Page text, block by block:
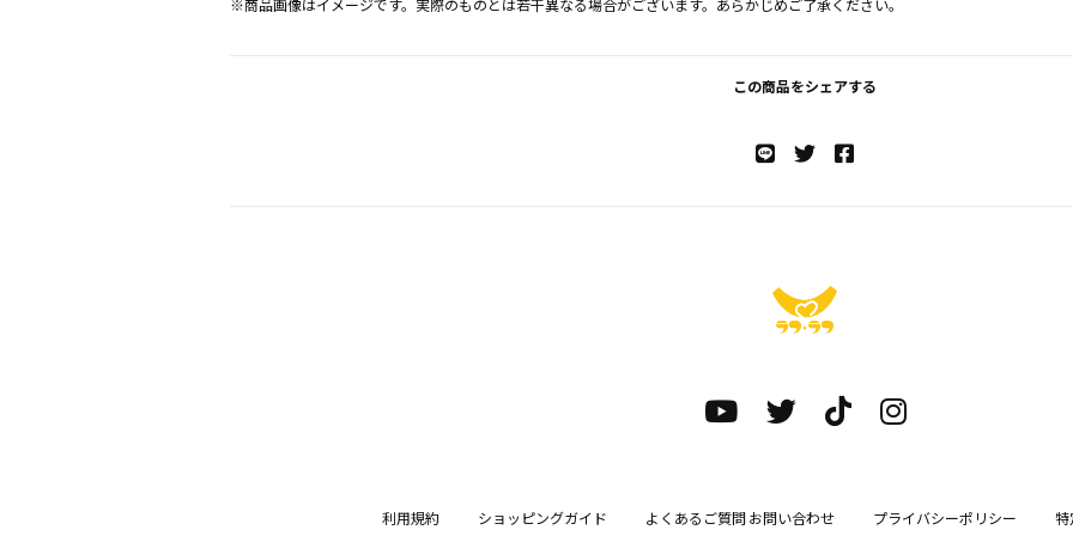
※商品画像はイメージです。実際のものとは若干異なる場合がございます。あらかじめご了承ください。
この商品をシェアする
利用規約 ショッピングガイド よくあるご質問 お問い合わせ プライバシーポリシー 特